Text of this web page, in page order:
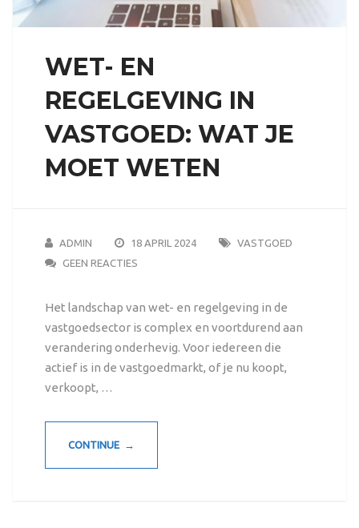
WET- EN
REGELGEVING IN
VASTGOED: WAT JE
MOET WETEN
ADMIN 18 APRIL 2024
VASTGOED
GEEN REACTIES
Het landschap van wet- en regelgeving in de
vastgoedsector is complex en voortdurend aan
verandering onderhevig. Voor iedereen die
actief is in de vastgoedmarkt, of je nu koopt,
verkoopt, …
CONTINUE →